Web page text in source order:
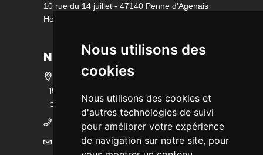
Nous utilisons des
cookies
Nous utilisons des cookies et
d'autres technologies de suivi
pour améliorer votre expérience
de navigation sur notre site, pour
10 rue du 14 juillet - 47140 Penne d'Agenais
Horaire d'ouverture
Nous contacter
15 bis rue des écoles - 47140 Penne
d'Agenais
05 53 36 25 25
mairie@ville-pennedagenais.fr